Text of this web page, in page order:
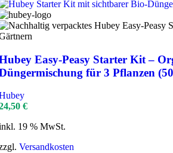
Easy‑Peasy Starter Kit –
für 3 Pflanzen
€
19 % MwSt.
Versandkosten